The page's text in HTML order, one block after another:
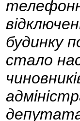
будинку
стало
депутата